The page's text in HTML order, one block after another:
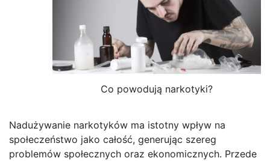
Co powodują narkotyki?
Nadużywanie narkotyków ma istotny wpływ na
społeczeństwo jako całość, generując szereg
problemów społecznych oraz ekonomicznych. Przede